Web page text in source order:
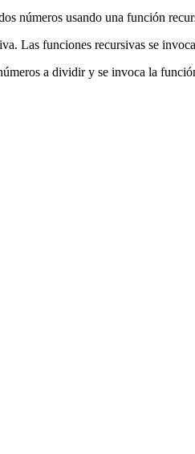
números usando una función
Las funciones recursivas se
a dividir y se invoca la